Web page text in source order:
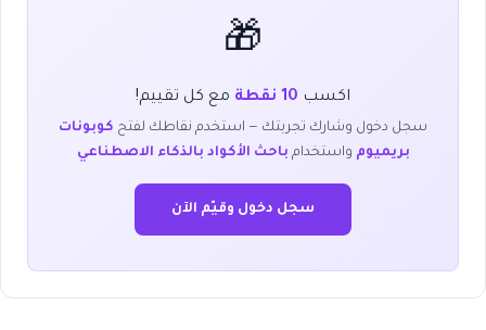
🎁
اكسب 10 نقطة مع كل تقييم!
سجل دخول وشارك تجربتك — استخدم نقاطك لفتح كوبونات
بريميوم واستخدام باحث الأكواد بالذكاء الاصطناعي
سجل دخول وقيّم الآن